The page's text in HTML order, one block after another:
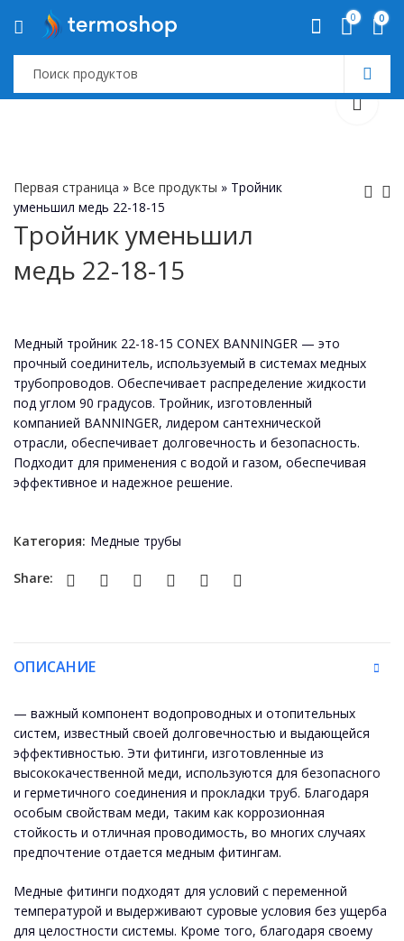
0 0
Первая страница » Все продукты » Тройник
уменьшил медь 22-18-15
Тройник уменьшил
медь 22-18-15
Медный тройник 22-18-15 CONEX BANNINGER — это
прочный соединитель, используемый в системах медных
трубопроводов. Обеспечивает распределение жидкости
под углом 90 градусов. Тройник, изготовленный
компанией BANNINGER, лидером сантехнической
отрасли, обеспечивает долговечность и безопасность.
Подходит для применения с водой и газом, обеспечивая
эффективное и надежное решение.
Категория: Медные трубы
Share:
ОПИСАНИЕ
— важный компонент водопроводных и отопительных
систем, известный своей долговечностью и выдающейся
эффективностью. Эти фитинги, изготовленные из
высококачественной меди, используются для безопасного
и герметичного соединения и прокладки труб. Благодаря
особым свойствам меди, таким как коррозионная
стойкость и отличная проводимость, во многих случаях
предпочтение отдается медным фитингам.
Медные фитинги подходят для условий с переменной
температурой и выдерживают суровые условия без ущерба
для целостности системы. Кроме того, благодаря своему